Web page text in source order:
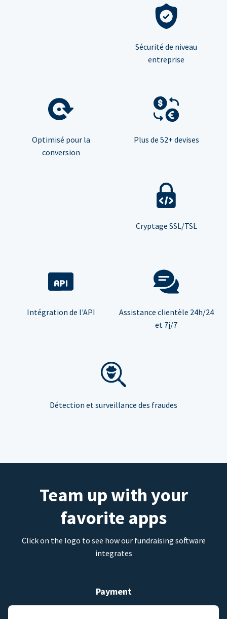
Sécurité de niveau
entreprise
Optimisé pour la
conversion
Plus de 52+ devises
Cryptage SSL/TSL
Intégration de l'API
Assistance clientèle 24h/24
et 7j/7
Détection et surveillance des fraudes
Team up with your
favorite apps
Click on the logo to see how our fundraising software
integrates
Payment